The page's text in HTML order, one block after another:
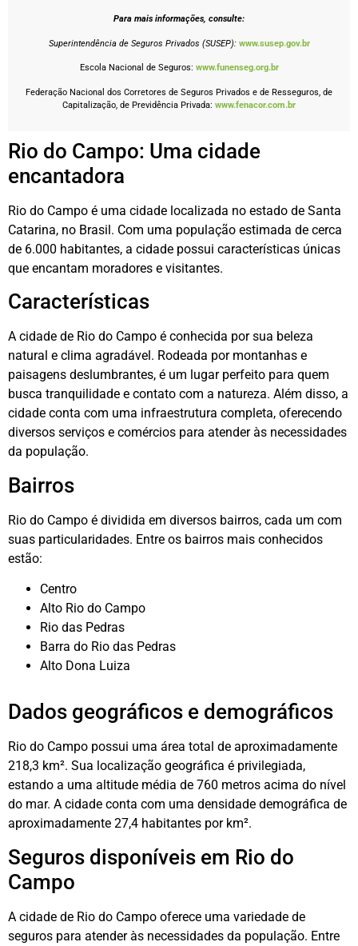
Para mais informações, consulte:
Superintendência de Seguros Privados (SUSEP): www.susep.gov.br
Escola Nacional de Seguros: www.funenseg.org.br
Federação Nacional dos Corretores de Seguros Privados e de Resseguros, de
Capitalização, de Previdência Privada: www.fenacor.com.br
Rio do Campo: Uma cidade
encantadora
Rio do Campo é uma cidade localizada no estado de Santa
Catarina, no Brasil. Com uma população estimada de cerca
de 6.000 habitantes, a cidade possui características únicas
que encantam moradores e visitantes.
Características
A cidade de Rio do Campo é conhecida por sua beleza
natural e clima agradável. Rodeada por montanhas e
paisagens deslumbrantes, é um lugar perfeito para quem
busca tranquilidade e contato com a natureza. Além disso, a
cidade conta com uma infraestrutura completa, oferecendo
diversos serviços e comércios para atender às necessidades
da população.
Bairros
Rio do Campo é dividida em diversos bairros, cada um com
suas particularidades. Entre os bairros mais conhecidos
estão:
Centro
Alto Rio do Campo
Rio das Pedras
Barra do Rio das Pedras
Alto Dona Luiza
Dados geográficos e demográficos
Rio do Campo possui uma área total de aproximadamente
218,3 km². Sua localização geográfica é privilegiada,
estando a uma altitude média de 760 metros acima do nível
do mar. A cidade conta com uma densidade demográfica de
aproximadamente 27,4 habitantes por km².
Seguros disponíveis em Rio do
Campo
A cidade de Rio do Campo oferece uma variedade de
seguros para atender às necessidades da população. Entre